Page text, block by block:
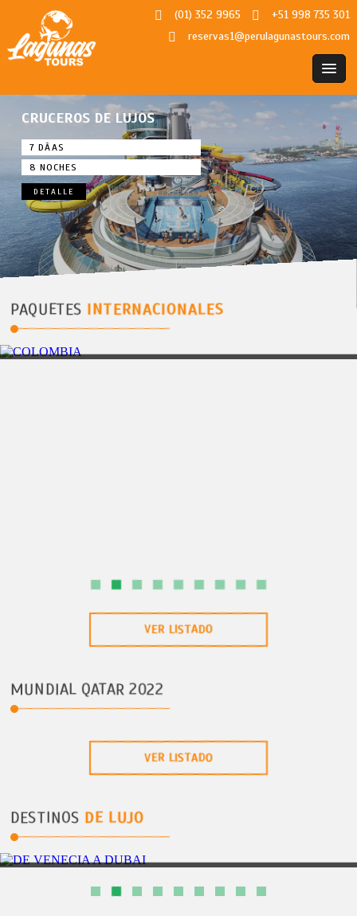
(01) 352 9965
+51 998 735 301
reservas1@perulagunastours.com
CRUCEROS DE LUJOS
7 DÃAS
8 NOCHES
DETALLE
PAQUETES INTERNACIONALES
VER LISTADO
MUNDIAL QATAR 2022
VER LISTADO
DESTINOS DE LUJO
PAQUETE #1 FASE DE GRUPOS